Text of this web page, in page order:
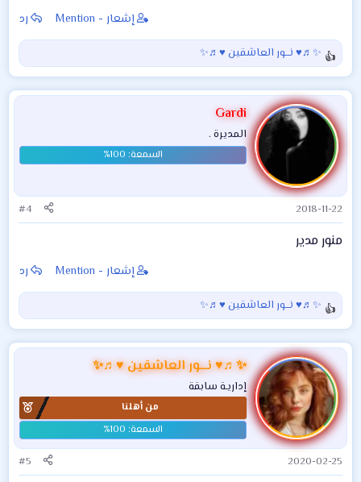
إشعار - Mention رد
ا
ل
ت
ف
ا
ع
ل
ا
ت
:
✨♬♥ نـــور العاشقين ♥♬✨
Gardi
المديرة .
2018-11-22
#4
منور مدير
إشعار - Mention رد
ا
ل
ت
ف
ا
ع
ل
ا
ت
:
✨♬♥ نـــور العاشقين ♥♬✨
✨♬♥ نـــور العاشقين ♥♬✨
إداريـة سابقة
من أهلنا
2020-02-25
#5